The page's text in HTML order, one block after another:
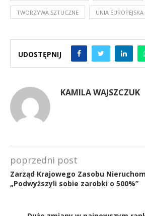
TWORZYWA SZTUCZNE UNIA EUROPEJSKA
UDOSTĘPNIJ
KAMILA WAJSZCZUK
poprzedni post
Zarząd Krajowego Zasobu
„Podwyższyli sobie zarobki o 500%”